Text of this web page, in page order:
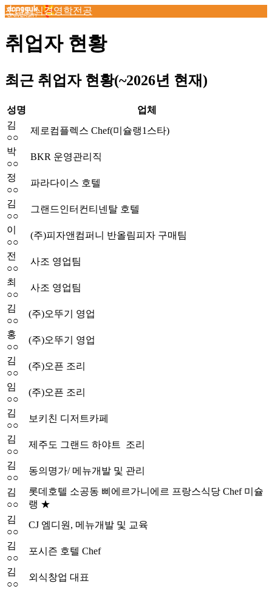
조리외식경영학전공
취업자 현황
최근 취업자 현황(~2026년 현재)
성명
업체
김
○○
제로컴플렉스 Chef(미슐랭1스타)
박
○○
BKR 운영관리직
정
○○
파라다이스 호텔
김
○○
그랜드인터컨티넨탈 호텔
이
○○
(주)피자앤컴퍼니 반올림피자 구매팀
전
○○
사조 영업팀
최
○○
사조 영업팀
김
○○
(주)오뚜기 영업
홍
○○
(주)오뚜기 영업
김
○○
(주)오픈 조리
임
○○
(주)오픈 조리
김
○○
보키친 디저트카페
김
○○
제주도 그랜드 하야트 조리
김
○○
동의명가/ 메뉴개발 및 관리
김
○○
롯데호텔 소공동 삐에르가니에르 프랑스식당 Chef 미슐
랭 ★
김
○○
CJ 엠디원, 메뉴개발 및 교육
김
○○
포시즌 호텔 Chef
김
○○
외식창업 대표